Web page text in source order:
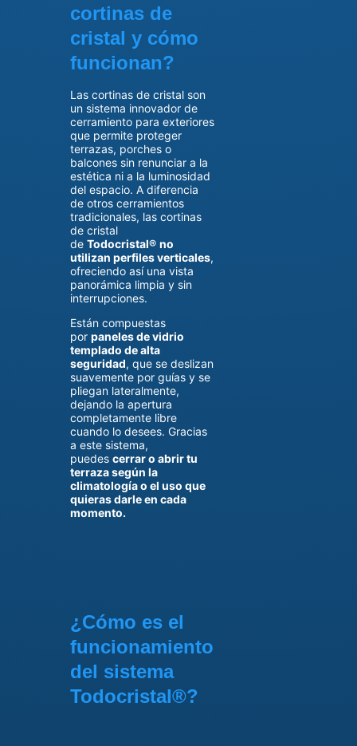
cortinas de
cristal y cómo
funcionan?
Las cortinas de cristal son
un sistema innovador de
cerramiento para exteriores
que permite proteger
terrazas, porches o
balcones sin renunciar a la
estética ni a la luminosidad
del espacio. A diferencia
de otros cerramientos
tradicionales, las cortinas
de cristal
de Todocristal® no
utilizan perfiles verticales,
ofreciendo así una vista
panorámica limpia y sin
interrupciones.
Están compuestas
por paneles de vidrio
templado de alta
seguridad, que se deslizan
suavemente por guías y se
pliegan lateralmente,
dejando la apertura
completamente libre
cuando lo desees. Gracias
a este sistema,
puedes cerrar o abrir tu
terraza según la
climatología o el uso que
quieras darle en cada
momento.
¿Cómo es el
funcionamiento
del sistema
Todocristal®?